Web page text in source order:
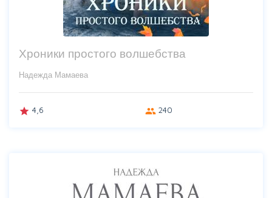
Хроники простого волшебства
Надежда Мамаева
grade 4,6 group 240